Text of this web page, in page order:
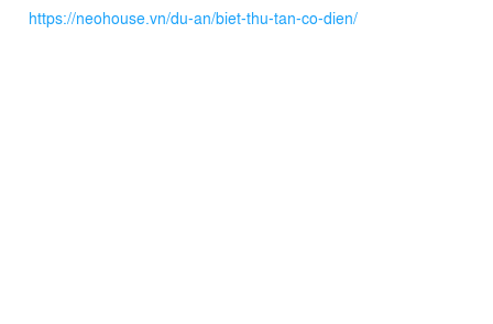
https://neohouse.vn/du-an/biet-thu-tan-co-dien/